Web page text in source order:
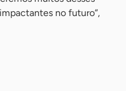
no futuro”,